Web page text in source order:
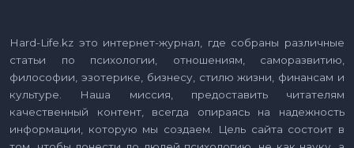
Hard-Life.kz это интернет-журнал, где собраны различные
статьи по психологии, отношениям, саморазвитию,
философии, эзотерике, бизнесу, стилю жизни, финансам и
культуре. Наша миссия, предоставить читателям
качественный контент, всегда опираясь на надежность
информации, которую мы создаем. Цель сайта состоит в